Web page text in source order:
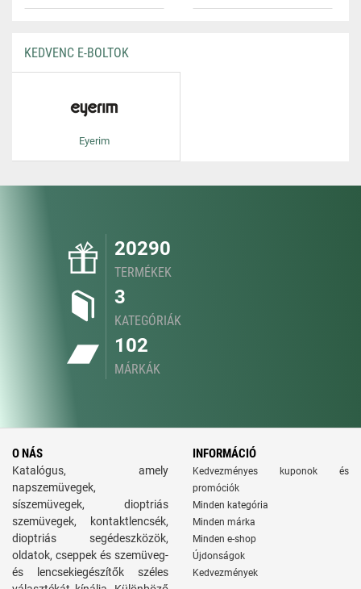
KEDVENC E-BOLTOK
Eyerim
20290
TERMÉKEK
3
KATEGÓRIÁK
102
MÁRKÁK
O NÁS
Katalógus, amely
napszemüvegek,
síszemüvegek, dioptriás
szemüvegek, kontaktlencsék,
dioptriás segédeszközök,
oldatok, cseppek és szemüveg-
és lencsekiegészítők széles
INFORMÁCIÓ
Kedvezményes kuponok és
promóciók
Minden kategória
Minden márka
Minden e-shop
Újdonságok
Kedvezmények